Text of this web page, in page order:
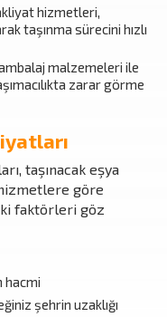
hizmetleri,
taşınma sürecini hızlı
malzemeleri ile
zarar görme
taşınacak eşya
göre
faktörleri göz
hacmi
şehrin uzaklığı